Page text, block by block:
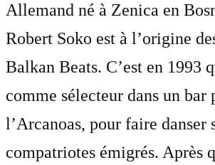
Allemand né à Zenica en
Robert Soko est à l’origine
Balkan Beats. C’est en 1993
comme sélecteur dans un bar
l’Arcanoas, pour faire danser
compatriotes émigrés. Après